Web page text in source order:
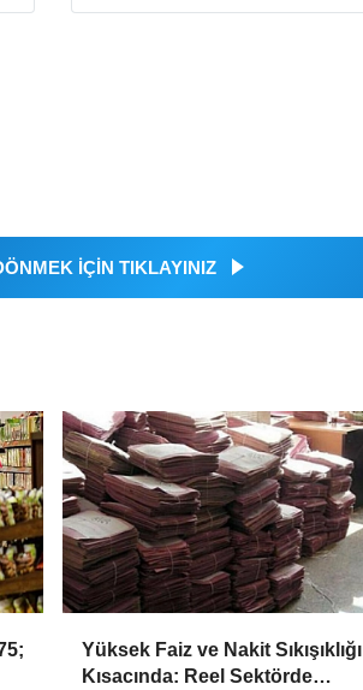
İÇİN TIKLAYINIZ
Yüksek Faiz ve Nakit Sıkışıklığı
Kısacında: Reel Sektörde